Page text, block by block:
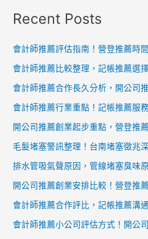
Recent Posts
會計師推薦評估指南！營登推薦時
會計師推薦比較整理，記帳推薦選
會計師推薦合作長久分析，開公司
會計師推薦行業重點！記帳推薦服
開公司推薦創業起步重點，營登推
毛髮堵塞警訊整理！台南堵塞徵兆
排水管吸氣聲原因，管線堵塞臭味原
開公司推薦創業安排比較！營登推
會計師推薦合作評比，記帳推薦溝
會計師推薦小公司評估方式！開公